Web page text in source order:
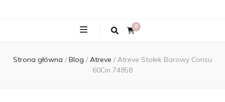
0
Strona główna / Blog / Atreve / Atreve Stołek Barowy Consu
60Cm 74858